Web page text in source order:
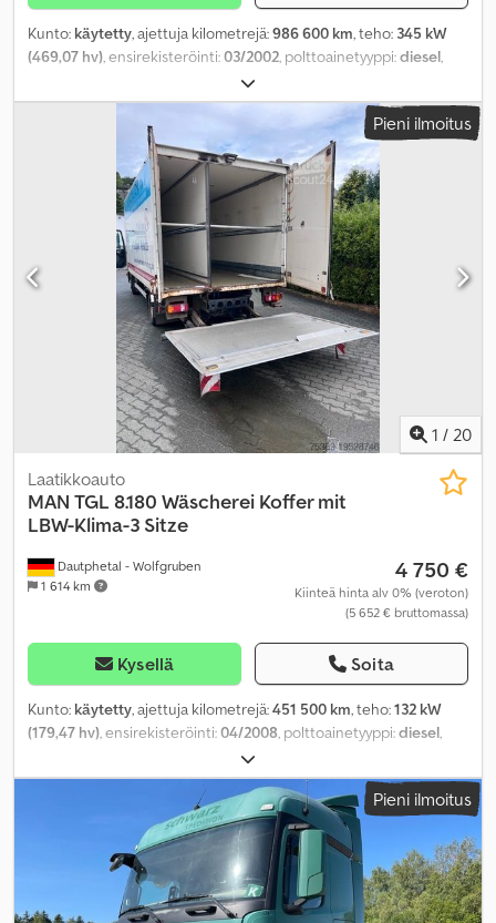
Kunto: käytetty, ajettuja kilometrejä:986 600 km, teho: 345 kW
(469,07 hv), ensirekisteröinti:03/2002, polttoainetyyppi:diesel,
, kokonaispaino:
385/65 R22,5 - 315/80 R22,5, akselikokoonpano:6x4, akseliväli:
retarderi sininen
, vaihteistotyyppi:
, päästöluokka:Euro 3 , jousitus:teräs, Varusteet:
ajoneuvotietokone, alhainen melutaso, ilmastointi, lisäajovalot,
luistonesto, pysäköintilämmitin, tasauspyörästön lukko
Pieni ilmoitus
1 / 20
Dautphetal - Wolfgruben
1 614 km
Laatikkoauto
MAN TGL 8.180 Wäscherei Koffer mit
LBW-Klima-3 Sitze
4 750 €
Kiinteä hinta alv 0% (veroton)
(5 652 € bruttomassa)
Kysellä Soita
Kunto: käytetty, ajettuja kilometrejä:451 500 km, teho:132 kW
(179,47 hv), ensirekisteröinti:04/2008, polttoainetyyppi:diesel,
valkoinen
mekaaninen, päästöluokka:Euro 4, istuimien määrä:3,
7 550 mm, kokonaisleveys:2 450 mm,
kokonaiskorkeus:3 250 mm, kuormatilan pituus: 5 500 mm
lastitilan leveys:2 300 mm , kuormatilan korkeus:2 050 mm,
ABS, ilmastointi, pysäköintilämmitin, takalaitanostin,
Pieni ilmoitus